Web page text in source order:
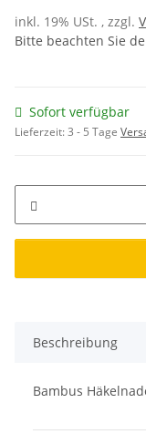
inkl. 19% USt. , zzgl.
Bitte beachten Sie
Sofort verfügbar
Lieferzeit:3 - 5 Tage
Beschreibung
Bambus